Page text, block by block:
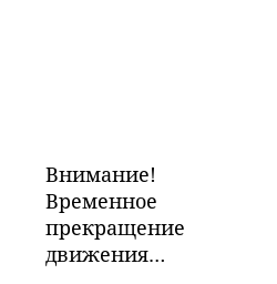
Внимание!
Временное
прекращение
движения